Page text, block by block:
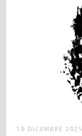
19 DICEMBRE 2025